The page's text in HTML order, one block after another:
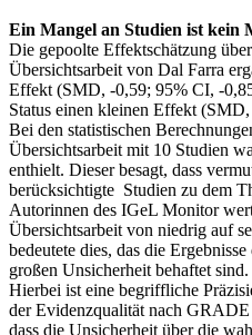
Ein Mangel an Studien ist kein
Die gepoolte Effektschätzung
Übersichtsarbeit von Dal Farra
Effekt (SMD, -0,59; 95% CI, -
Status einen kleinen Effekt
Bei den statistischen
Übersichtsarbeit mit 10 Studien
enthielt. Dieser besagt, dass
berücksichtigte Studien zu dem
Autorinnen des IGeL Monitor
Übersichtsarbeit von niedrig auf
bedeutete dies, das die
großen Unsicherheit behaftet sind.
Hierbei ist eine begriffliche
der Evidenzqualität nach
dass die Unsicherheit über die